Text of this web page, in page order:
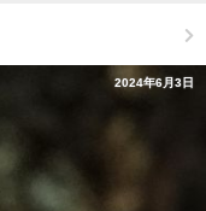
2024年6月3日